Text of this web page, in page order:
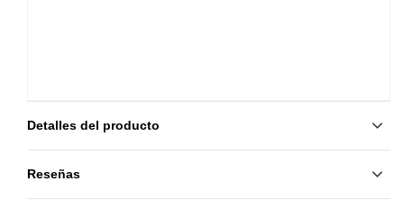
Detalles del producto
Reseñas